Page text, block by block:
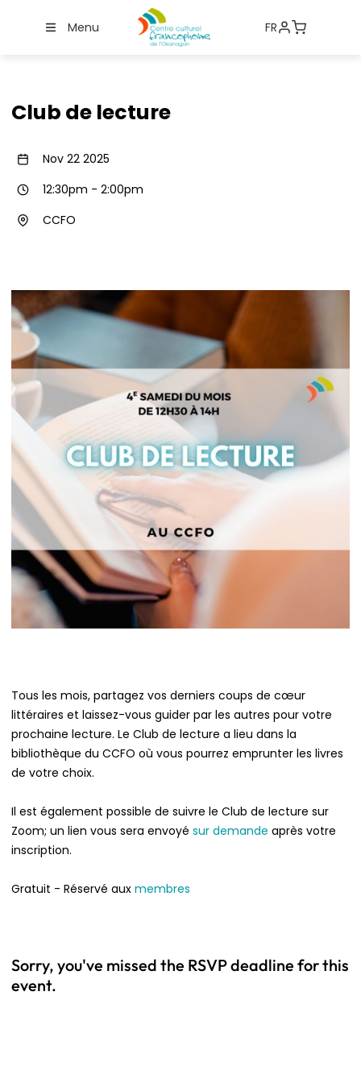
Menu FR
Club de lecture
Nov 22 2025
12:30pm - 2:00pm
CCFO
Tous les mois, partagez vos derniers coups de cœur
littéraires et laissez-vous guider par les autres pour votre
prochaine lecture. Le Club de lecture a lieu dans la
bibliothèque du CCFO où vous pourrez emprunter les livres
de votre choix.
Il est également possible de suivre le Club de lecture sur
Zoom; un lien vous sera envoyé sur demande après votre
inscription.
Gratuit - Réservé aux membres
Sorry, you've missed the RSVP deadline for this
event.